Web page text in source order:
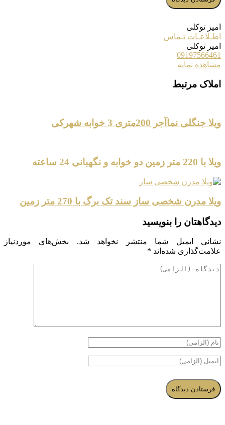
امیر توکلی
اطـلاعـات تـماس
امیر توکلی
09197566461
مشاهده نمایه
املاک مرتبط
ویلا جنگلی نماآجر 200متری 3 خوابه شهرکی
ویلا با 220 متر زمین دو خوابه و نگهبانی 24 ساعته
ویلا مدرن شخصی ساز سند تک برگ با 270 متر زمین
دیدگاهتان را بنویسید
نشانی ایمیل شما منتشر نخواهد شد.
بخش‌های موردنیاز
علامت‌گذاری شده‌اند *